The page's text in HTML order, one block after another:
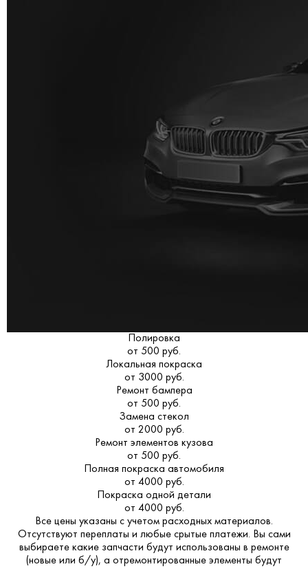
Полировка
от 500 руб.
Локальная покраска
от 3000 руб.
Ремонт бампера
от 500 руб.
Замена стекол
от 2000 руб.
Ремонт элементов кузова
от 500 руб.
Полная покраска автомобиля
от 4000 руб.
Покраска одной детали
от 4000 руб.
Все цены указаны с учетом расходных материалов.
Отсутствуют переплаты и любые срытые платежи. Вы сами
выбираете какие запчасти будут использованы в ремонте
(новые или б/у), а отремонтированные элементы будут